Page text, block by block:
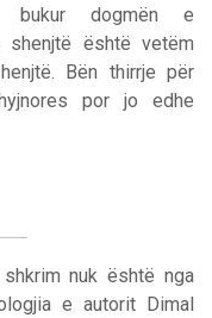
bukur dogmën e
është vetëm
Bën thirrje për
por jo edhe
nuk është nga
e autorit Dimal